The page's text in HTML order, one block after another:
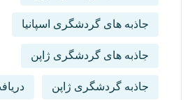
جاذبه های گردشگری اسپانیا
جاذبه های گردشگری ژاپن
جاذبه گردشگری ژاپن